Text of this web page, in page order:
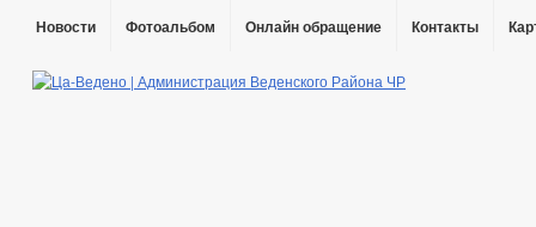
Новости Фотоальбом Онлайн обращение Контакты